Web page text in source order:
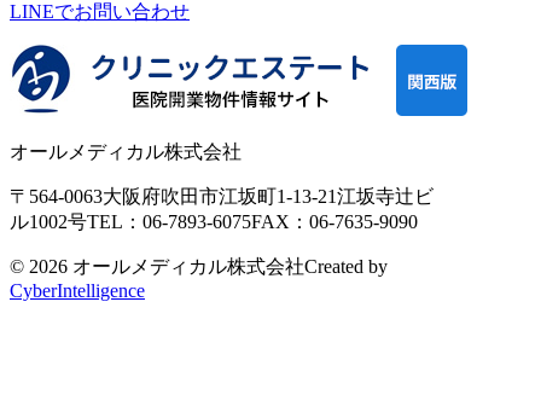
LINEでお問い合わせ
オールメディカル株式会社
〒564-0063大阪府吹田市江坂町1-13-21江坂寺辻ビ
ル1002号TEL：06-7893-6075FAX：06-7635-9090
© 2026 オールメディカル株式会社Created by
CyberIntelligence